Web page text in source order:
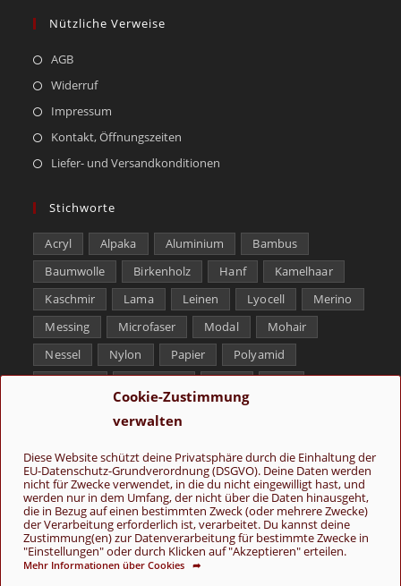
Cookie-Zustimmung
verwalten
Diese Website schützt deine Privatsphäre durch die Einhaltung der
EU-Datenschutz-Grundverordnung (DSGVO). Deine Daten werden
nicht für Zwecke verwendet, in die du nicht eingewilligt hast, und
werden nur in dem Umfang, der nicht über die Daten hinausgeht,
die in Bezug auf einen bestimmten Zweck (oder mehrere Zwecke)
der Verarbeitung erforderlich ist, verarbeitet. Du kannst deine
Zustimmung(en) zur Datenverarbeitung für bestimmte Zwecke in
"Einstellungen" oder durch Klicken auf "Akzeptieren" erteilen.
Mehr Informationen über Cookies ➦
Nützliche Verweise
AGB
Widerruf
Impressum
Kontakt, Öffnungszeiten
Liefer- und Versandkonditionen
Stichworte
Acryl Alpaka Aluminium
Bambus
Baumwolle
Birkenholz Hanf
Kamelhaar
Kaschmir
Lama Leinen Lyocell
Merino
Messing
Microfaser Modal
Mohair
Nessel
Nylon Papier
Polyamid
Folge uns